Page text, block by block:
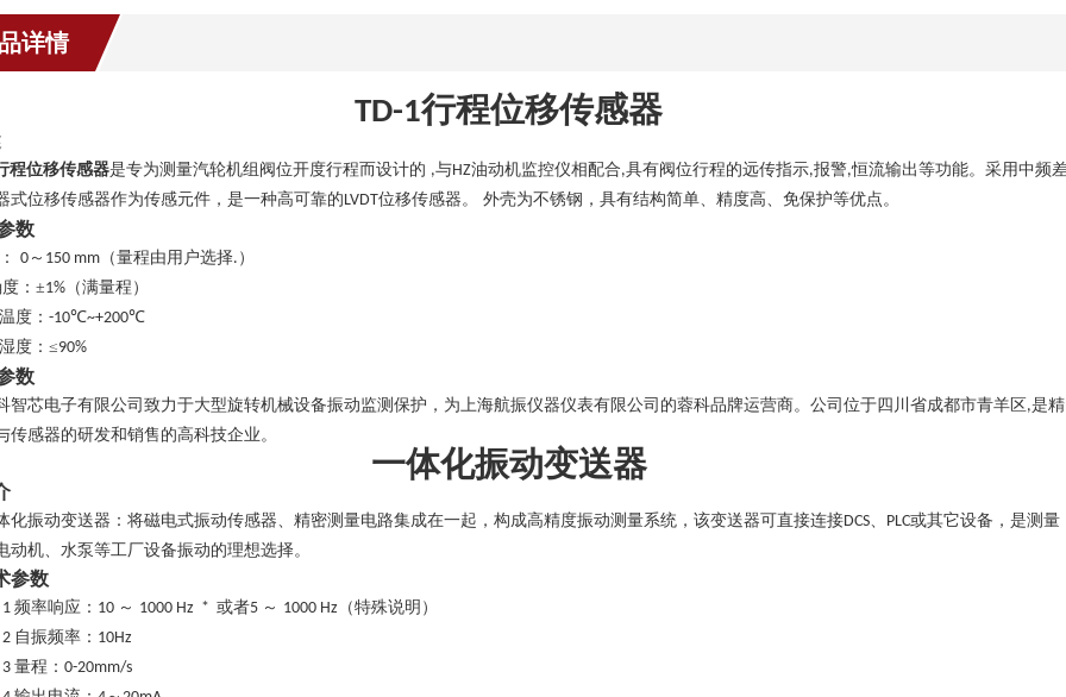
详情
TD-1行程位移传感器
程位移传感器是专为测量汽轮机组阀位开度行程而设计的 ,与HZ油动机监控仪相配合,具有阀位行程的远传指示,报警,恒流输出等功能。采用中频
式位移传感器作为传感元件，是一种高可靠的LVDT位移传感器。 外壳为不锈钢，具有结构简单、精度高、免保护等优点。
数
0 ～ 150 mm （量程由用户选择. ）
： ±1% （满量程）
度： -10℃~+200℃
度： ≤90%
数
智芯电子有限公司致力于大型旋转机械设备振动监测保护，为上海航振仪器仪表有限公司的蓉科品牌运营商。公司位于四川省成都市青羊区 ,是精
传感器的研发和销售的高科技企业。
一体化振动变送器
化振动变送器：将磁电式振动传感器、精密测量电路集成在一起，构成高精度振动测量系统，该变送器可直接连接DCS、 PLC或其它设备，是测量
动机、水泵等工厂设备振动的理想选择。
参数
1 频率响应： 10 ～ 1000 Hz * 或者5 ～ 1000 Hz （特殊说明）
2 自振频率： 10Hz
3 量程： 0-20mm/s